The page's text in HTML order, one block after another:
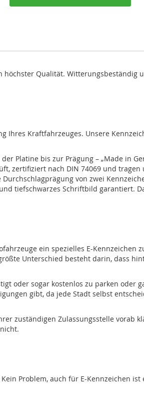
höchster Qualität. Witterungsbeständig
Ihres Kraftfahrzeuges. Unsere
Platine bis zur Prägung – „Made in
zertifiziert nach DIN 74069 und tragen
von zwei
tiefschwarzes Schriftbild garantiert.
ein spezielles E-Kennzeichen
Unterschied besteht darin, dass
oder sogar kostenlos zu parken oder
gibt, da jede Stadt selbst
zuständigen Zulassungsstelle vorab
Problem, auch für E-Kennzeichen ist